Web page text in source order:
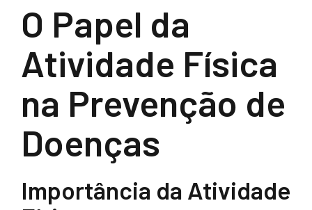
O Papel da
Atividade Física
na Prevenção de
Doenças
Importância da Atividade